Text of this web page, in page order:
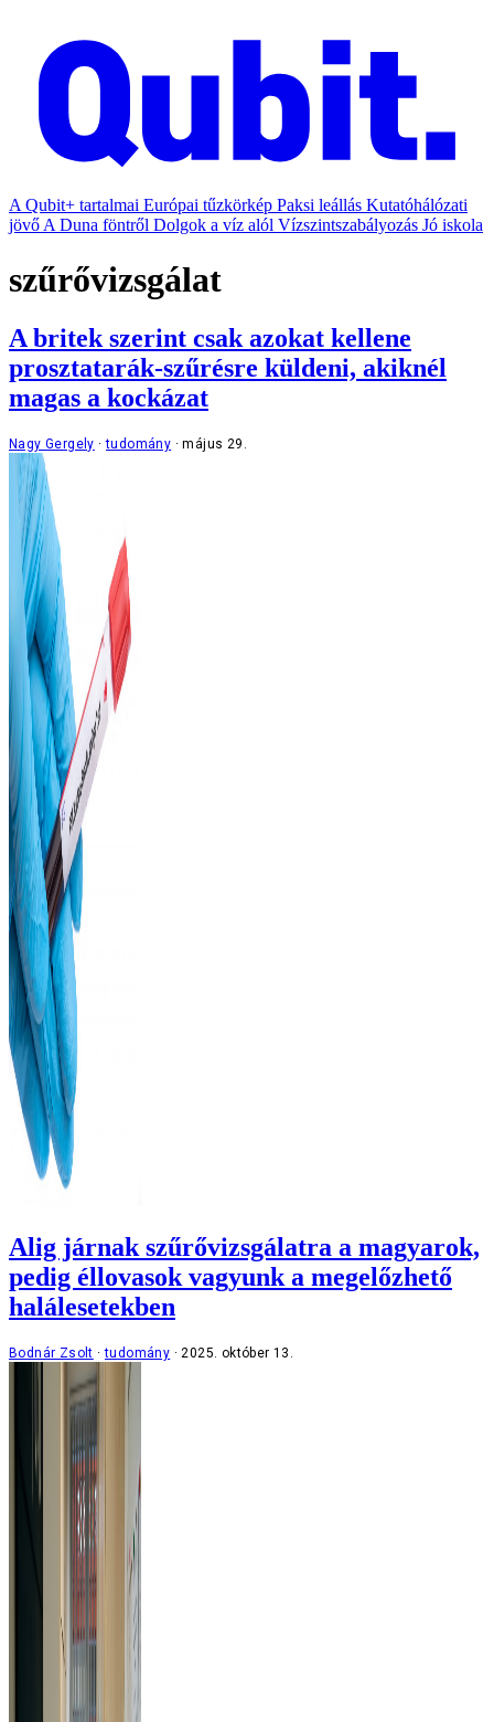
A Qubit+ tartalmai Európai tűzkörkép Paksi leállás Kutatóhálózati
jövő A Duna föntről Dolgok a víz alól Vízszintszabályozás Jó iskola
szűrővizsgálat
A britek szerint csak azokat kellene
prosztatarák-szűrésre küldeni, akiknél
magas a kockázat
Nagy Gergely tudomány május 29.
Alig járnak szűrővizsgálatra a magyarok,
pedig éllovasok vagyunk a megelőzhető
halálesetekben
Bodnár Zsolt tudomány 2025. október 13.